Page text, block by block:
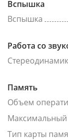
Вспышка
Вспышка
Работа со
Память
Объем
Тип карты